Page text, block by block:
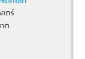
ตร์
ติ